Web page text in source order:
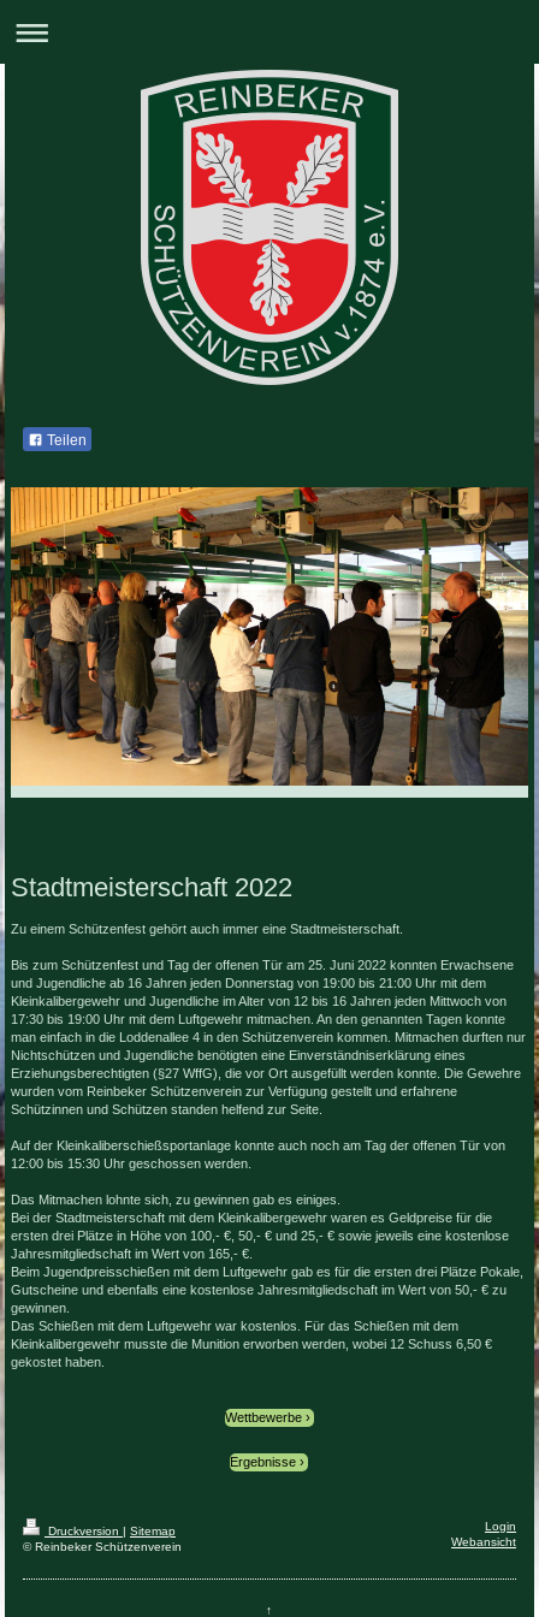
Teilen
Stadtmeisterschaft 2022
Zu einem Schützenfest gehört auch immer eine Stadtmeisterschaft.
Bis zum Schützenfest und Tag der offenen Tür am 25. Juni 2022 konnten Erwachsene
und Jugendliche ab 16 Jahren jeden Donnerstag von 19:00 bis 21:00 Uhr mit dem
Kleinkalibergewehr und Jugendliche im Alter von 12 bis 16 Jahren jeden Mittwoch von
17:30 bis 19:00 Uhr mit dem Luftgewehr mitmachen. An den genannten Tagen konnte
man einfach in die Loddenallee 4 in den Schützenverein kommen. Mitmachen durften nur
Nichtschützen und Jugendliche benötigten eine Einverständniserklärung eines
Erziehungsberechtigten (§27 WffG), die vor Ort ausgefüllt werden konnte. Die Gewehre
wurden vom Reinbeker Schützenverein zur Verfügung gestellt und erfahrene
Schützinnen und Schützen standen helfend zur Seite.
Auf der Kleinkaliberschießsportanlage konnte auch noch am Tag der offenen Tür von
12:00 bis 15:30 Uhr geschossen werden.
Das Mitmachen lohnte sich, zu gewinnen gab es einiges.
Bei der Stadtmeisterschaft mit dem Kleinkalibergewehr waren es Geldpreise für die
ersten drei Plätze in Höhe von 100,- €, 50,- € und 25,- € sowie jeweils eine kostenlose
Jahresmitgliedschaft im Wert von 165,- €.
Beim Jugendpreisschießen mit dem Luftgewehr gab es für die ersten drei Plätze Pokale,
Gutscheine und ebenfalls eine kostenlose Jahresmitgliedschaft im Wert von 50,- € zu
gewinnen.
Das Schießen mit dem Luftgewehr war kostenlos. Für das Schießen mit dem
Kleinkalibergewehr musste die Munition erworben werden, wobei 12 Schuss 6,50 €
gekostet haben.
Wettbewerbe
Ergebnisse
Druckversion | Sitemap
© Reinbeker Schützenverein
Login
Webansicht
↑